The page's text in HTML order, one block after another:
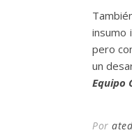
insumo
pero
un
Equipo
Por